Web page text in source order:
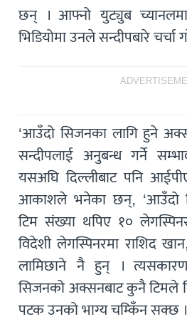
छन् । आफ्नो युट्युब
भिडियोमा उनले सन्दीपबारे चर्चा
‘आउँदो सिजनका लागि हुने
सन्दीपलाई अनुबन्ध गर्ने
यसअघि दिल्लीबाट पनि
आकाशले भनेका छन्, ‘आउँदो
टिम संख्या थपिए १०
विदेशी लेगस्पिनरमा राशिद
लामिछाने नै हुन् ।
सिजनको अक्सनबाट कुनै टिमले
पटक उनको भाग्य चम्किँन सक्छ